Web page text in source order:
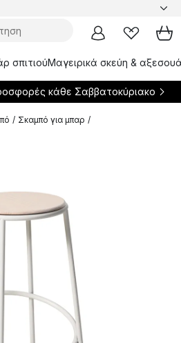
σπιτιούΜαγειρικά σκεύη &
κάθε Σαββατοκύριακο
/ Σκαμπό για μπαρ /